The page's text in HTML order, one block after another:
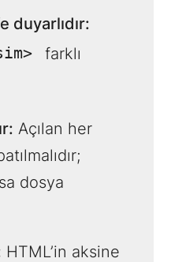
duyarlıdır:
farklı
Açılan her
dosya
HTML’in aksine